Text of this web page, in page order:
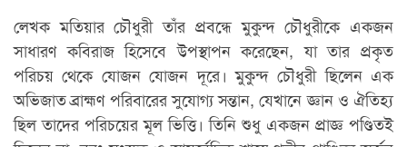
লেখক মতিয়ার চৌধুরী তাঁর প্রবন্ধে মুকুন্দ চৌধুরীকে একজন
সাধারণ কবিরাজ হিসেবে উপস্থাপন করেছেন, যা তার প্রকৃত
পরিচয় থেকে যোজন যোজন দূরে। মুকুন্দ চৌধুরী ছিলেন এক
অভিজাত ব্রাহ্মণ পরিবারের সুযোগ্য সন্তান, যেখানে জ্ঞান ও ঐতিহ্য
ছিল তাদের পরিচয়ের মূল ভিত্তি। তিনি শুধু একজন প্রাজ্ঞ পণ্ডিতই